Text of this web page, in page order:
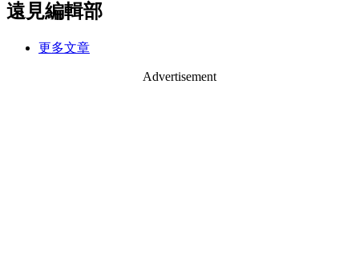
遠見編輯部
更多文章
Advertisement